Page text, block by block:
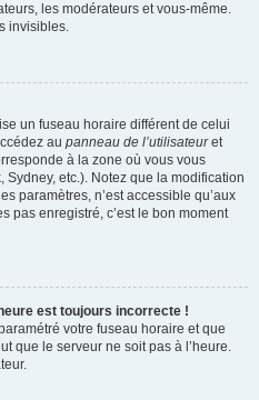
les modérateurs et vous-même.
invisibles.
un fuseau horaire différent de celui
au panneau de l’utilisateuret
à la zone où vous vous
Sydney, etc.). Notez que la modification
paramètres, n’est accessible qu’aux
pas enregistré, c’est le bon moment
est toujours incorrecte !
votre fuseau horaire et que
que le serveur ne soit pas à l’heure.